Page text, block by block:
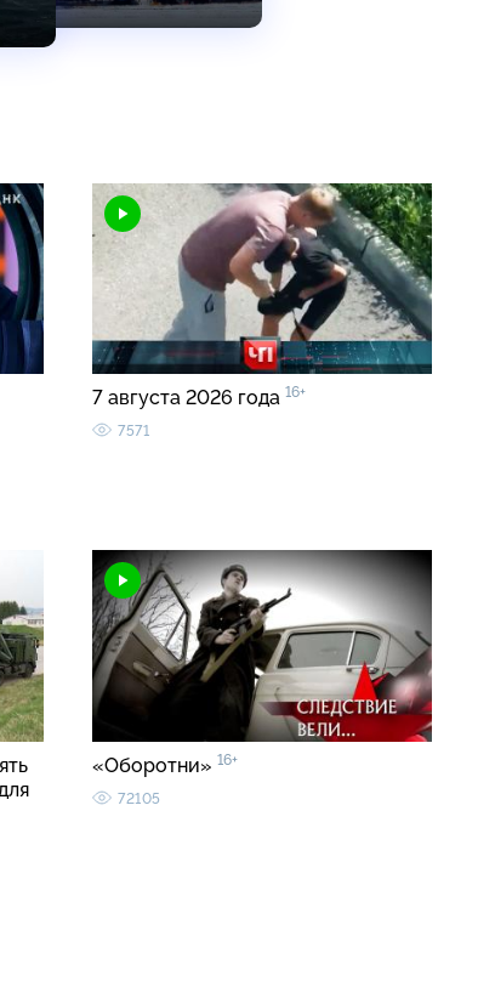
7 августа 2026 года 16+
7571
«Оборотни» 16+
72105